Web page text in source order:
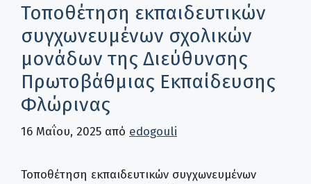
Τοποθέτηση εκπαιδευτικών
συγχωνευμένων σχολικών
μονάδων της Διεύθυνσης
Πρωτοβάθμιας Εκπαίδευσης
Φλώρινας
16 Μαΐου, 2025 από edogouli
Τοποθέτηση εκπαιδευτικών συγχωνευμένων